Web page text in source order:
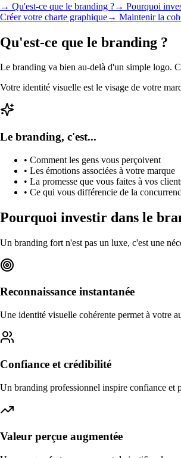
→ Qu'est-ce que le branding ?→ Pourquoi
Créer votre charte graphique→ Maintenir la
Qu'est-ce que le branding ?
Le branding va bien au-delà d'un simple logo.
Votre identité visuelle est le visage de votre
Le branding, c'est...
• Comment les gens vous perçoivent
• Les émotions associées à votre marque
• La promesse que vous faites à vos
• Ce qui vous différencie de la
Pourquoi investir dans le
Un branding fort n'est pas un luxe, c'est une
Reconnaissance instantanée
Une identité visuelle cohérente permet à votre
Confiance et crédibilité
Un branding professionnel inspire confiance et
Valeur perçue augmentée